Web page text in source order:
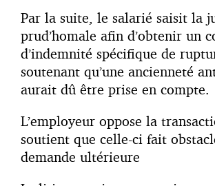
Par la suite, le salarié saisit la
prud’homale afin d’obtenir un
d’indemnité spécifique de
soutenant qu’une ancienneté
aurait dû être prise en compte.
L’employeur oppose la
soutient que celle-ci fait
demande ultérieure